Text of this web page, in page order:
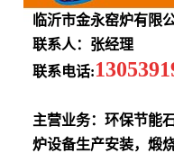
临沂市金永窑炉有限
联系人：张经理
联系电话:
主营业务：环保节能
炉设备生产安装，煅